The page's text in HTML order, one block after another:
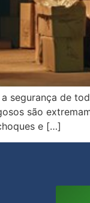
segurança de
são
e […]